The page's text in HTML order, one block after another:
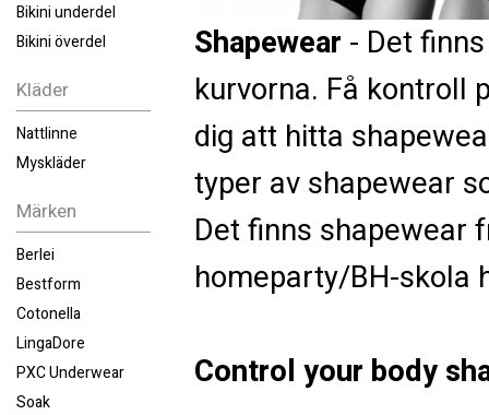
Bikini underdel
Bikini överdel
Kläder
Nattlinne
Myskläder
Märken
Berlei
Bestform
Cotonella
LingaDore
PXC Underwear
Soak
Shapewear - Det
kurvorna. Få kontroll
dig att hitta
typer av shapewear
Det finns shapewear
homeparty/BH-skola
Control your body